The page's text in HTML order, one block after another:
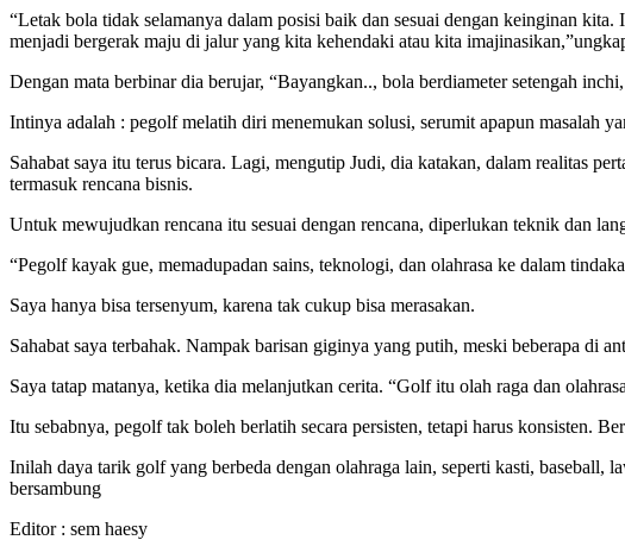
“Letak bola tidak selamanya dalam posisi baik dan sesuai dengan keinginan
menjadi bergerak maju di jalur yang kita kehendaki atau kita
Dengan mata berbinar dia berujar, “Bayangkan.., bola berdiameter setengah
Intinya adalah : pegolf melatih diri menemukan solusi, serumit apapun masalah
Sahabat saya itu terus bicara. Lagi, mengutip Judi, dia katakan, dalam realitas
termasuk rencana bisnis.
Untuk mewujudkan rencana itu sesuai dengan rencana, diperlukan teknik dan
“Pegolf kayak gue, memadupadan sains, teknologi, dan olahrasa ke dalam
Saya hanya bisa tersenyum, karena tak cukup bisa merasakan.
Sahabat saya terbahak. Nampak barisan giginya yang putih, meski beberapa di
Saya tatap matanya, ketika dia melanjutkan cerita. “Golf itu olah raga dan
Itu sebabnya, pegolf tak boleh berlatih secara persisten, tetapi harus konsisten.
Inilah daya tarik golf yang berbeda dengan olahraga lain, seperti kasti, baseball,
bersambung
Editor : sem haesy